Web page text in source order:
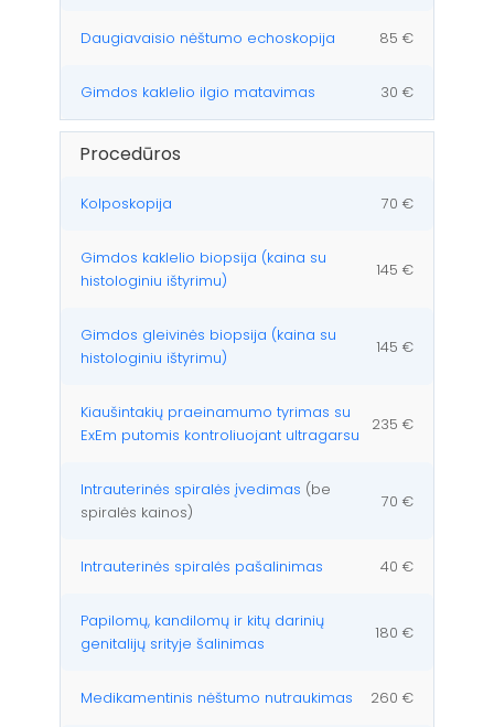
Daugiavaisio nėštumo echoskopija 85 €
Gimdos kaklelio ilgio matavimas 30 €
Procedūros
Kolposkopija 70 €
Gimdos kaklelio biopsija (kaina su
histologiniu ištyrimu)
145 €
Gimdos gleivinės biopsija (kaina su
histologiniu ištyrimu)
145 €
Kiaušintakių praeinamumo tyrimas su
ExEm putomis kontroliuojant ultragarsu
235 €
Intrauterinės spiralės įvedimas (be
spiralės kainos)
70 €
Intrauterinės spiralės pašalinimas 40 €
Papilomų, kandilomų ir kitų darinių
genitalijų srityje šalinimas
180 €
Medikamentinis nėštumo nutraukimas 260 €